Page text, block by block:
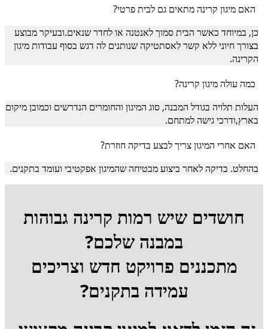
האם מיגון קרינה מתאים גם לבית פרטי?
כן, במיוחד כאשר הבית סמוך לאנטנה או לחדר שנאים.ובעיקר מבוצע
בצורך חיוני ללא קשר לאסתטיקה שנותנים לה דגש בסוף עבודות מיגון
הקרינה.
כמה עולה מיגון קרינה?
העלות תלויה בגודל המבנה, סוג המיגון והחומרים הנדרשים וכמובן מיקום
בארץ,ודרכי גישה למתחם.
האם אחרי המיגון צריך לבצע בדיקה חוזרת?
בהחלט. בדיקה לאחר ביצוע מבטיחה שהמיגון אפקטיבי ועומד בתקנים.
חושדים שיש רמות קרינה גבוהות
במבנה שלכם?
מתכננים פרויקט חדש וצריכים
עמידה בתקנים?